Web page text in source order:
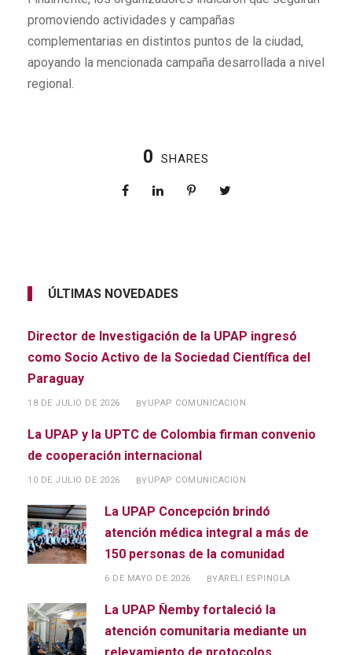
promoviendo actividades y campañas
complementarias en distintos puntos de la ciudad,
apoyando la mencionada campaña desarrollada a nivel
regional.
0 SHARES
ÚLTIMAS NOVEDADES
Director de Investigación de la UPAP ingresó
como Socio Activo de la Sociedad Científica del
Paraguay
18 DE JULIO DE 2026 BYUPAP COMUNICACION
La UPAP y la UPTC de Colombia firman convenio
de cooperación internacional
10 DE JULIO DE 2026 BYUPAP COMUNICACION
La UPAP Concepción brindó
atención médica integral a más de
150 personas de la comunidad
6 DE MAYO DE 2026 BYARELI ESPINOLA
La UPAP Ñemby fortaleció la
atención comunitaria mediante un